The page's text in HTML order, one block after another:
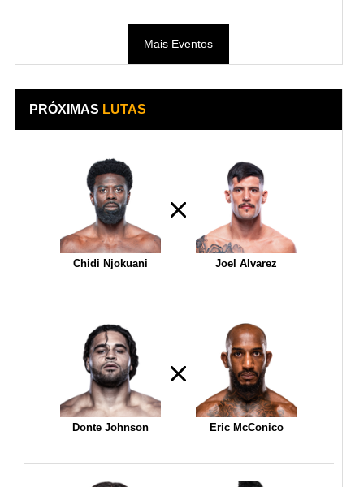
Mais Eventos
PRÓXIMAS LUTAS
Chidi Njokuani Joel Alvarez
Donte Johnson Eric McConico